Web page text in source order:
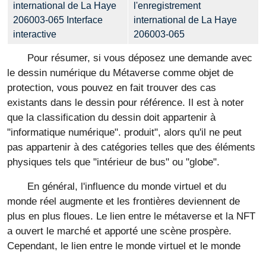
international de La Haye
206003-065 Interface
interactive
l'enregistrement
international de La Haye
206003-065
Pour résumer, si vous déposez une demande avec
le dessin numérique du Métaverse comme objet de
protection, vous pouvez en fait trouver des cas
existants dans le dessin pour référence. Il est à noter
que la classification du dessin doit appartenir à
"informatique numérique". produit", alors qu'il ne peut
pas appartenir à des catégories telles que des éléments
physiques tels que "intérieur de bus" ou "globe".
En général, l'influence du monde virtuel et du
monde réel augmente et les frontières deviennent de
plus en plus floues. Le lien entre le métaverse et la NFT
a ouvert le marché et apporté une scène prospère.
Cependant, le lien entre le monde virtuel et le monde